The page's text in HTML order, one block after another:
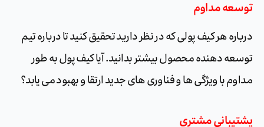
توسعه مداوم
درباره هر کیف پولی که در نظر دارید تحقیق کنید تا درباره تیم
توسعه دهنده محصول بیشتر بدانید. آیا کیف پول به طور
مداوم با ویژگی ها و فناوری های جدید ارتقا و بهبود می یابد؟
پشتیبانی مشتری